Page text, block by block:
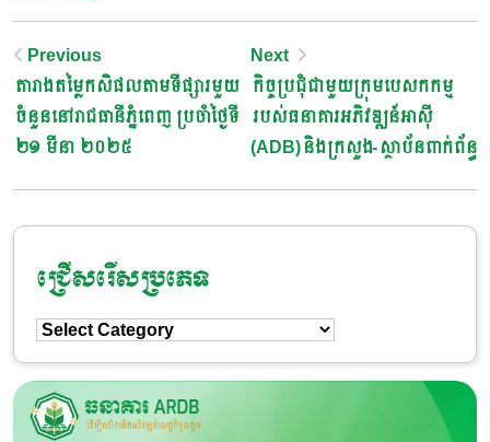
Post
Navigation
Previous
តារាងតម្លៃកសិផលតាមទីផ្សារមួយ
ចំនួននៅរាជធានីភ្នំពេញ ប្រចាំថ្ងៃទី
២១ មីនា ២០២៥
Next
កិច្ចប្រជុំជាមួយក្រុមបេសកកម្ម
របស់ធនាគារអភិវឌ្ឍន៍អាស៊ី
(ADB)និងក្រសួង-ស្ថាប័នពាក់ព័ន្ធ
ជ្រើសរើសប្រភេទ
ជ្រើសរើស
ប្រភេទ